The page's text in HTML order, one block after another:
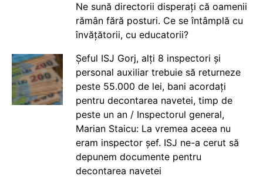
Ne sună directorii disperați că oamenii
rămân fără posturi. Ce se întâmplă cu
învățătorii, cu educatorii?
Șeful ISJ Gorj, alți 8 inspectori și
personal auxiliar trebuie să returneze
peste 55.000 de lei, bani acordați
pentru decontarea navetei, timp de
peste un an / Inspectorul general,
Marian Staicu: La vremea aceea nu
eram inspector șef. ISJ ne-a cerut să
depunem documente pentru
decontarea navetei